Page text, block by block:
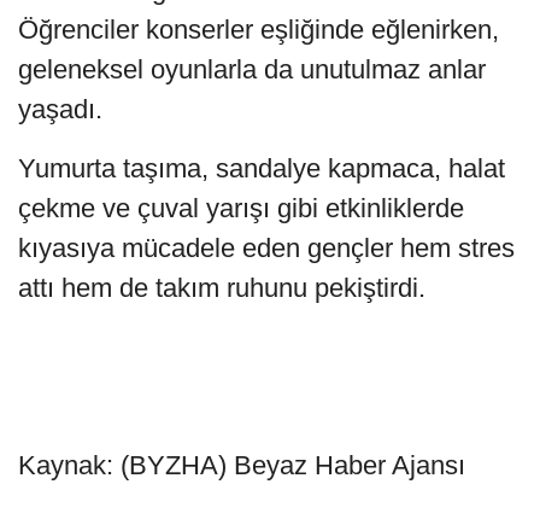
Öğrenciler konserler eşliğinde eğlenirken,
geleneksel oyunlarla da unutulmaz anlar
yaşadı.
Yumurta taşıma, sandalye kapmaca, halat
çekme ve çuval yarışı gibi etkinliklerde
kıyasıya mücadele eden gençler hem stres
attı hem de takım ruhunu pekiştirdi.
Kaynak: (BYZHA) Beyaz Haber Ajansı